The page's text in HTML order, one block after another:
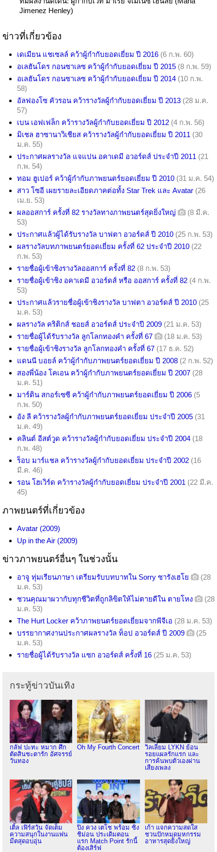
Jimenez Henley)
ข่าวที่เกี่ยวข้อง
เดเมียน แชเซลล์ คว้าผู้กำกับยอดเยี่ยม ปี 2016 (6 ก.พ. 60)
อเลฮันโดร กอนซาเลซ คว้าผู้กำกับยอดเยี่ยม ปี 2015 (8 ก.พ. 59)
อเลฮันโดร กอนซาเลซ คว้าผู้กำกับยอดเยี่ยม ปี 2014 (10 ก.พ.
58)
อัลฟองโซ คัวรอน คว้ารางวัลผู้กำกับยอดเยี่ยม ปี 2013 (28 ม.ค.
57)
เบน เอฟเฟล็ก คว้ารางวัลผู้กำกับยอดเยี่ยม ปี 2012 (4 ก.พ. 56)
มิเชล ฮาซานาวิเชียส คว้ารางวัลผู้กำกับยอดเยี่ยม ปี 2011 (30
ม.ค. 55)
ประกาศผลรางวัล แจแปน อคาเดมี อวอร์ดส์ ประจำปี 2011 (21
ก.พ. 54)
ทอม ฮูเปอร์ คว้าผู้กำกับภาพยนตร์ยอดเยี่ยม ปี 2010 (31 ม.ค. 54)
สาว โซอี เผยรายละเอียดภาคต่อทั้ง Star Trek และ Avatar (26
เม.ย. 53)
ผลออสการ์ ครั้งที่ 82 รางวัลทางภาพยนตร์สุดยิ่งใหญ่
(8 มี.ค.
53)
ประกาศแล้วผู้ได้รับรางวัล บาฟตา อวอร์ดส์ ปี 2010 (25 ก.พ. 53)
ผลรางวัลบทภาพยนตร์ยอดเยี่ยม ครั้งที่ 62 ประจำปี 2010 (22
ก.พ. 53)
รายชื่อผู้เข้าชิงรางวัลออสการ์ ครั้งที่ 82 (8 ก.พ. 53)
รายชื่อผู้เข้าชิง อคาเดมี อวอร์ดส์ หรือ ออสการ์ ครั้งที่ 82 (4 ก.พ.
53)
ประกาศแล้วรายชื่อผู้เข้าชิงรางวัล บาฟตา อวอร์ดส์ ปี 2010 (25
ม.ค. 53)
ผลรางวัล คริติกส์ ชอยส์ อวอร์ดส์ ประจำปี 2009 (21 ม.ค. 53)
รายชื่อผู้ได้รับรางวัล ลูกโลกทองคำ ครั้งที่ 67
(18 ม.ค. 53)
รายชื่อผู้เข้าชิงรางวัล ลูกโลกทองคำ ครั้งที่ 67 (17 ธ.ค. 52)
แดนนี บอยล์ คว้าผู้กำกับภาพยนตร์ยอดเยี่ยม ปี 2008 (2 ก.พ. 52)
สองพี่น้อง โคเอน คว้าผู้กำกับภาพยนตร์ยอดเยี่ยม ปี 2007 (28
ม.ค. 51)
มาร์ติน สกอร์เซซี คว้าผู้กำกับภาพยนตร์ยอดเยี่ยม ปี 2006 (5
ก.พ. 50)
อัง ลี คว้ารางวัลผู้กำกับภาพยนตร์ยอดเยี่ยม ประจำปี 2005 (31
ม.ค. 49)
คลินต์ อีสต์วูด คว้ารางวัลผู้กำกับยอดเยี่ยม ประจำปี 2004 (18
ก.พ. 48)
ร็อบ มาร์แชล คว้ารางวัลผู้กำกับยอดเยี่ยม ประจำปี 2002 (16
มี.ค. 46)
รอน โฮเวิร์ด คว้ารางวัลผู้กำกับยอดเยี่ยม ประจำปี 2001 (22 มี.ค.
45)
ภาพยนตร์ที่เกี่ยวข้อง
Avatar (2009)
Up in the Air (2009)
ข่าวภาพยนตร์อื่นๆ ในช่วงนั้น
อาจู ทุ่มเรียนภาษา เตรียมรับบทบาทใน Sorry ซารังเฮโย
(28
ม.ค. 53)
ชวนคุณมาผวากับทุกชีวิตที่ถูกลิขิตให้ไม่ตายดีใน ตายโหง
(28
ม.ค. 53)
The Hurt Locker คว้าภาพยนตร์ยอดเยี่ยมจากพีจีเอ (28 ม.ค. 53)
บรรยากาศงานประกาศผลรางวัล ท็อป อวอร์ดส์ ปี 2009
(25
ม.ค. 53)
รายชื่อผู้ได้รับรางวัล แซก อวอร์ดส์ ครั้งที่ 16 (25 ม.ค. 53)
กระทู้ข่าวบันเทิง
กลัฟ ปะทะ หมาก ศึก
ตัดสินชะตารัก อัศจรรย์
วันทอง
Oh My Fourth Concert
วิลเลี่ยม LYKN ย้อน
รอยแผลรักแรก และ
การค้นพบตัวเองผ่าน
เสียงเพลง
เติ้ล เฟิร์สวัน จัดเต็ม
ความสนุกในงานแฟน
มีตสุดอบอุ่น
ปิง ควง เตโช พร้อม ซิง
ชิม่อน ประเดิมตอน
แรก Match Point รักนี้
ต้องเสิร์ฟ
เก้า แจกความสดใส
ชวนปักหมุดมหกรรม
อาหารสุดยิ่งใหญ่